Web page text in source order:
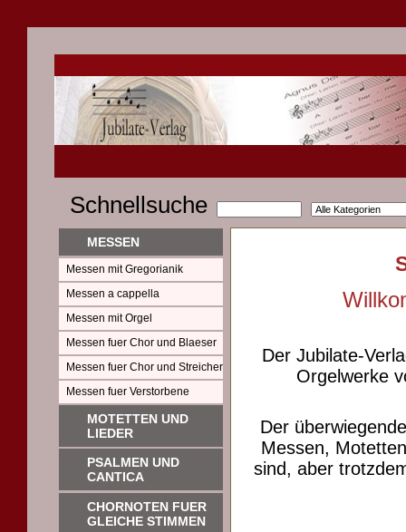
Schnellsuche
MESSEN
Messen mit Gregorianik
Messen a cappella
Messen mit Orgel
Messen fuer Chor und Blaeser
Messen fuer Chor und Streicher
Messen fuer Verstorbene
MOTETTEN UND
LIEDER
PSALMEN UND
CANTICA
CHORNOTEN FUER
GLEICHE STIMMEN
Der Jubilate-
Orgelwerke
Der
Messen,
sind, aber